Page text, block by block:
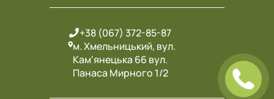
+38 (067) 372-85-87
м. Хмельницький, вул.
Кам'янецька 66 вул.
Панаса Мирного 1/2